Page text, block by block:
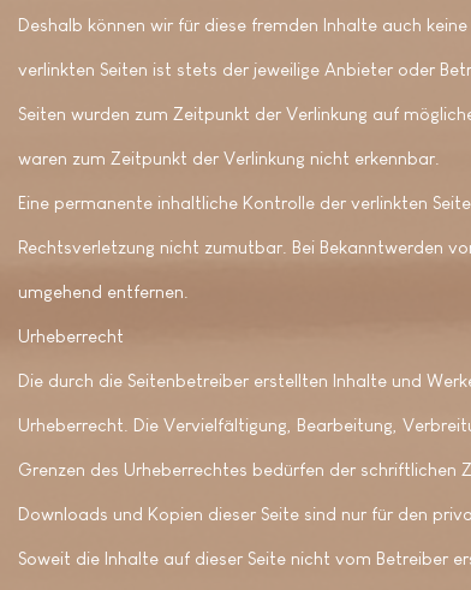
Deshalb können wir für diese fremden Inhalte auch
verlinkten Seiten ist stets der jeweilige Anbieter oder
Seiten wurden zum Zeitpunkt der Verlinkung auf
waren zum Zeitpunkt der Verlinkung nicht erkennbar.
Eine permanente inhaltliche Kontrolle der verlinkten
Rechtsverletzung nicht zumutbar. Bei Bekanntwerden
umgehend entfernen.
Urheberrecht
Die durch die Seitenbetreiber erstellten Inhalte und
Urheberrecht. Die Vervielfältigung, Bearbeitung,
Grenzen des Urheberrechtes bedürfen der schriftlichen
Downloads und Kopien dieser Seite sind nur für den
Soweit die Inhalte auf dieser Seite nicht vom Betreiber